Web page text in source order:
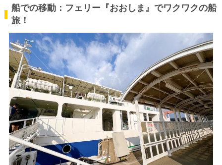
船での移動：フェリー『おおしま』でワクワクの船
旅！